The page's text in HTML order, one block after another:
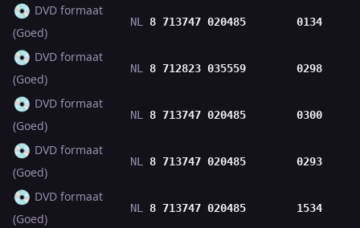
💿 DVD formaat
(Goed)
NL 8 713747 020485 0134
💿 DVD formaat
(Goed)
NL 8 712823 035559 0298
💿 DVD formaat
(Goed)
NL 8 713747 020485 0300
💿 DVD formaat
(Goed)
NL 8 713747 020485 0293
💿 DVD formaat
(Goed)
NL 8 713747 020485 1534